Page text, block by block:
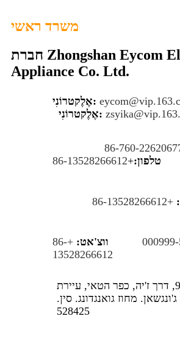
משרד ראשי
חברת Zhongshan Eycom Electric
Appliance Co. Ltd.
אֶלֶקטרוֹנִי:
אֶלֶקטרוֹנִי:
86-760-
טלפון:+
86-13528266612
+86-13528266612
ווצ'אט:
+86-
13528266612
מס' 9, דרך ז'יה, כפר הטאי, עיירת
מחוז גואנגדונג. סין.
528425